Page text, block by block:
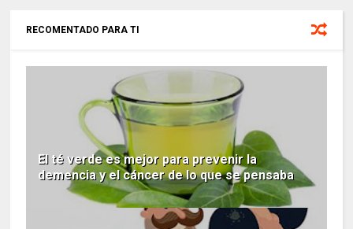
RECOMENTADO PARA TI
El té verde es mejor para prevenir la
demencia y el cáncer de lo que se pensaba